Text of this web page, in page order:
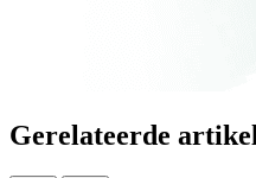
Gerelateerde